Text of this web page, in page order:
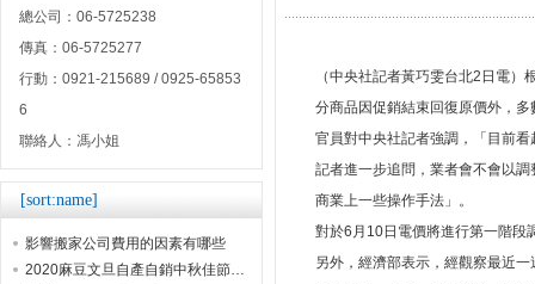
總公司：06-5725238
傳真：06-5725277
行動：0921-215689 / 0925-65853
6
聯絡人：馮小姐
[sort:name]
影響搬家公司費用的因素有哪些
2020麻豆文旦自產自銷中秋佳節贈禮首選
（中央社記者黃巧雯台北2日電
分商品因促銷結束回復原價外，
官員對中央社記者強調，「目前
記者進一步追問，業者會不會以
商業上一些操作手法」。
對於6月10日電價將進行第一階段
另外，經濟部表示，經觀察最近